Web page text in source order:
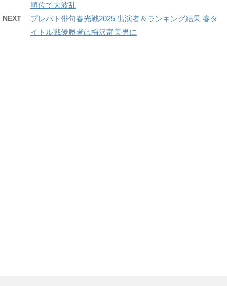
順位で大波乱
NEXT
プレバト俳句春光戦2025 出演者＆ランキング結果 春タ
イトル戦優勝者は梅沢富美男に